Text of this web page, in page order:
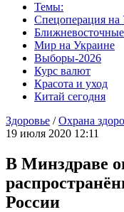
Темы:
Спецоперация на
Мир на Украине
Выборы-2026
Курс валют
Красота и уход
Китай сегодня
Здоровье /Охрана
19 июля 2020 12:11
В Минздраве
России